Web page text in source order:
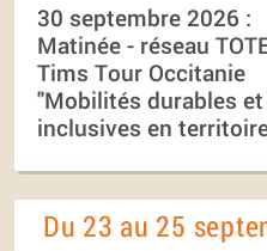
30 septembre 2026 :
Matinée - réseau
Tims Tour Occitanie
"Mobilités durables et
inclusives en
Du 23 au 25